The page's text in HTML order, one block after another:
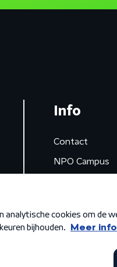
Info
Contact
NPO Campus